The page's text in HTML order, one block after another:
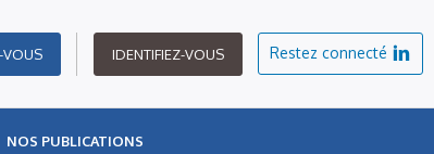
VOUS IDENTIFIEZ-VOUS Restez connecté
NOS PUBLICATIONS